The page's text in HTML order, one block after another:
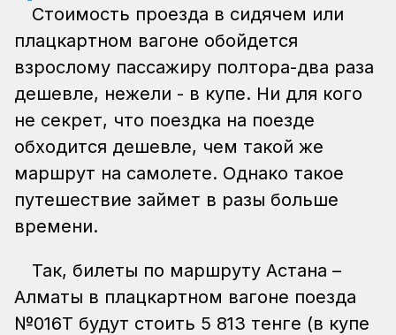
Стоимость проезда в сидячем или
плацкартном вагоне обойдется
взрослому пассажиру полтора-два раза
дешевле, нежели - в купе. Ни для кого
не секрет, что поездка на поезде
обходится дешевле, чем такой же
маршрут на самолете. Однако такое
путешествие займет в разы больше
времени.
Так, билеты по маршруту Астана –
Алматы в плацкартном вагоне поезда
№016Т будут стоить 5 813 тенге (в купе